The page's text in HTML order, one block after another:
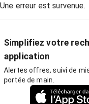
Une erreur est survenue.
Simplifiez votre
application
Alertes offres, suivi de
portée de main.